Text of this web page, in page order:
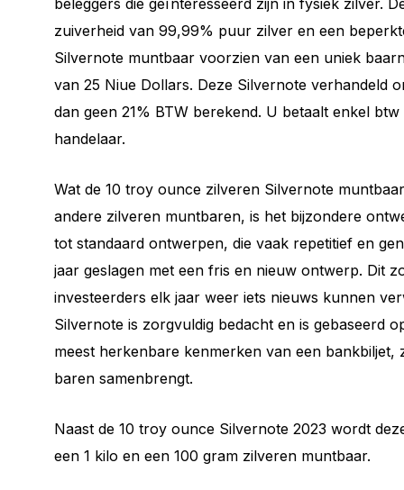
beleggers die geïnteresseerd zijn in fysiek zilver.
zuiverheid van 99,99% puur zilver en een
Silvernote muntbaar voorzien van een uniek
van 25 Niue Dollars. Deze Silvernote verhandeld
dan geen 21% BTW berekend. U betaalt enkel
handelaar.
Wat de 10 troy ounce zilveren Silvernote
andere zilveren muntbaren, is het bijzondere
tot standaard ontwerpen, die vaak repetitief en
jaar geslagen met een fris en nieuw ontwerp. Dit
investeerders elk jaar weer iets nieuws kunnen
Silvernote is zorgvuldig bedacht en is gebaseerd
meest herkenbare kenmerken van een
baren samenbrengt.
Naast de 10 troy ounce Silvernote 2023 wordt
een 1 kilo en een 100 gram zilveren muntbaar.